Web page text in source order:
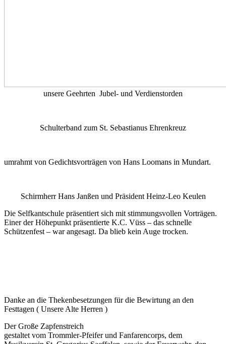
unsere Geehrten Jubel- und Verdienstorden
Schulterband zum St. Sebastianus Ehrenkreuz
umrahmt von Gedichtsvorträgen von Hans Loomans in Mundart.
Schirmherr Hans Janßen und Präsident Heinz-Leo Keulen
Die Selfkantschule präsentiert sich mit stimmungsvollen Vorträgen.
Einer der Höhepunkt präsentierte K.C. Vüss – das schnelle
Schützenfest – war angesagt. Da blieb kein Auge trocken.
Danke an die Thekenbesetzungen für die Bewirtung an den
Festtagen ( Unsere Alte Herren )
Der Große Zapfenstreich
gestaltet vom Trommler-Pfeifer und Fanfarencorps, dem